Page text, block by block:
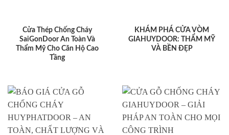
Cửa Thép Chống Cháy
SaiGonDoor An Toàn Và
Thẩm Mỹ Cho Căn Hộ Cao
Tầng
KHÁM PHÁ CỬA VÒM
GIAHUYDOOR: THẨM MỸ
VÀ BỀN ĐẸP